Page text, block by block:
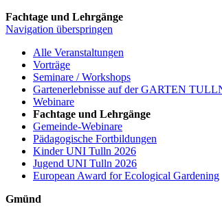
Fachtage und Lehrgänge
Navigation überspringen
Alle Veranstaltungen
Vorträge
Seminare / Workshops
Gartenerlebnisse auf der GARTEN
Webinare
Fachtage und Lehrgänge
Gemeinde-Webinare
Pädagogische Fortbildungen
Kinder UNI Tulln 2026
Jugend UNI Tulln 2026
European Award for Ecological Gardening
Gmünd